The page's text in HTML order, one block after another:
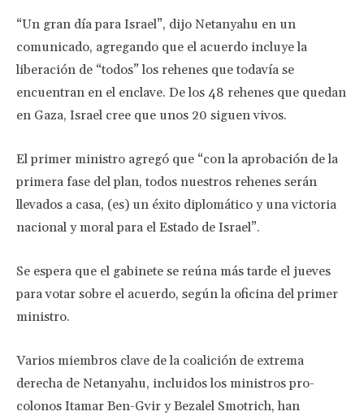
“Un gran día para Israel”, dijo Netanyahu en un
comunicado, agregando que el acuerdo incluye la
liberación de “todos” los rehenes que todavía se
encuentran en el enclave. De los 48 rehenes que quedan
en Gaza, Israel cree que unos 20 siguen vivos.
El primer ministro agregó que “con la aprobación de la
primera fase del plan, todos nuestros rehenes serán
llevados a casa, (es) un éxito diplomático y una victoria
nacional y moral para el Estado de Israel”.
Se espera que el gabinete se reúna más tarde el jueves
para votar sobre el acuerdo, según la oficina del primer
ministro.
Varios miembros clave de la coalición de extrema
derecha de Netanyahu, incluidos los ministros pro-
colonos Itamar Ben-Gvir y Bezalel Smotrich, han